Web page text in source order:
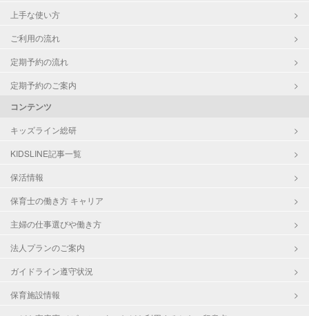
上手な使い方
ご利用の流れ
定期予約の流れ
定期予約のご案内
コンテンツ
キッズライン総研
KIDSLINE記事一覧
保活情報
保育士の働き方 キャリア
主婦の仕事選びや働き方
法人プランのご案内
ガイドライン遵守状況
保育施設情報